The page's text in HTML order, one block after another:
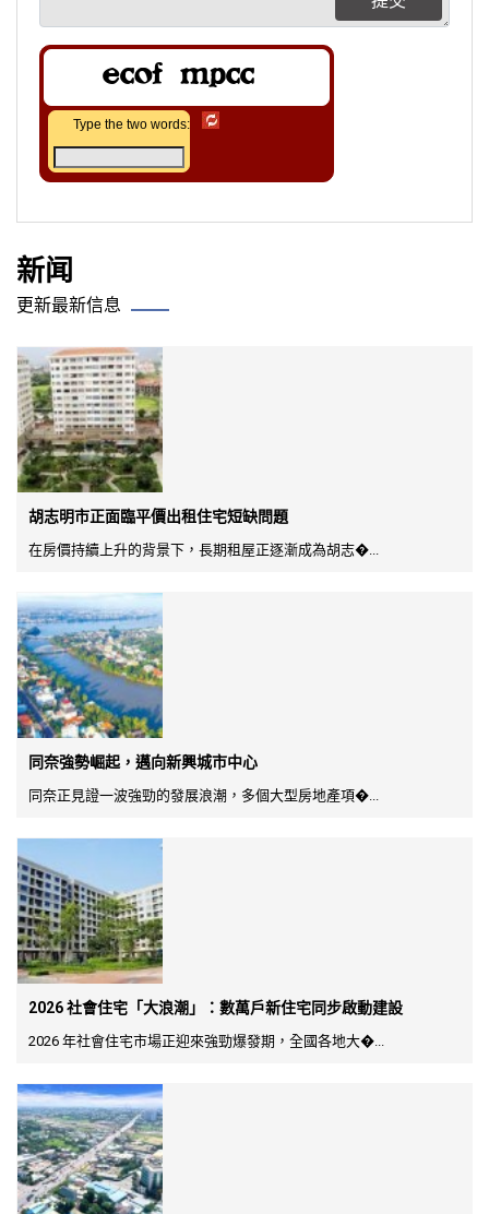
Type the two words:
新闻
更新最新信息
胡志明市正面臨平價出租住宅短缺問題
在房價持續上升的背景下，長期租屋正逐漸成為胡志�...
同奈強勢崛起，邁向新興城市中心
同奈正見證一波強勁的發展浪潮，多個大型房地產項�...
2026 社會住宅「大浪潮」：數萬戶新住宅同步啟動建設
2026 年社會住宅市場正迎來強勁爆發期，全國各地大�...